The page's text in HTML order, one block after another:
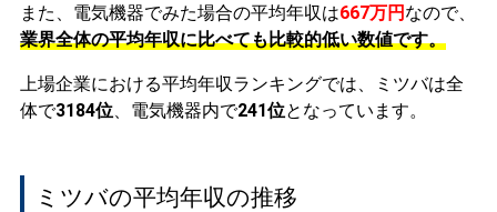
また、電気機器でみた場合の平均年収は667万円 なので、
業界全体の平均年収に比べても比較的低い数値です。
上場企業における平均年収ランキングでは、ミツバは全
体で3184位、電気機器内で241位となっています。
ミツバの平均年収の推移